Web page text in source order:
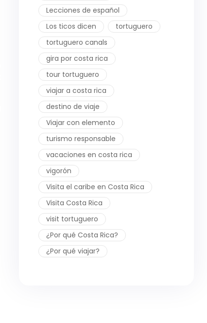
Lecciones de español
Los ticos dicen
tortuguero
tortuguero canals
gira por costa rica
tour tortuguero
viajar a costa rica
destino de viaje
Viajar con elemento
turismo responsable
vacaciones en costa rica
vigorón
Visita el caribe en Costa Rica
Visita Costa Rica
visit tortuguero
¿Por qué Costa Rica?
¿Por qué viajar?